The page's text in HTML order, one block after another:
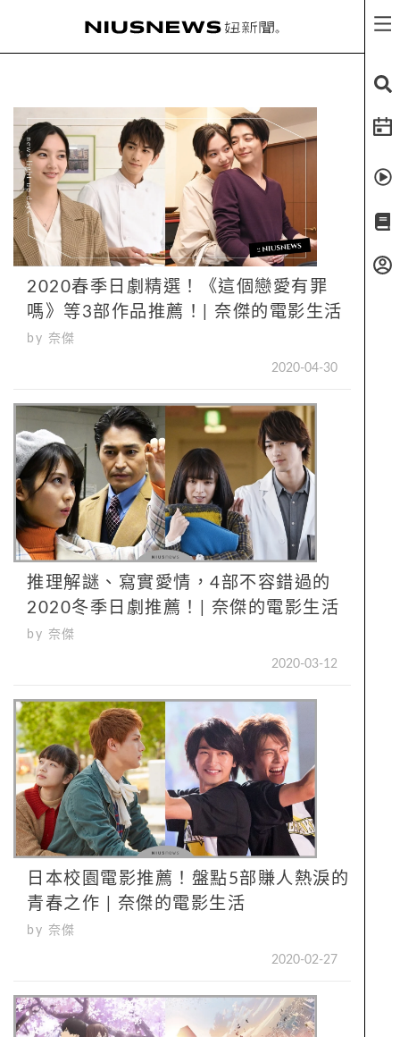
2020春季日劇精選！《這個戀愛有罪
嗎》等3部作品推薦！| 奈傑的電影生活
by 奈傑
2020-04-30
推理解謎、寫實愛情，4部不容錯過的
2020冬季日劇推薦！| 奈傑的電影生活
by 奈傑
2020-03-12
日本校園電影推薦！盤點5部賺人熱淚的
青春之作 | 奈傑的電影生活
by 奈傑
2020-02-27